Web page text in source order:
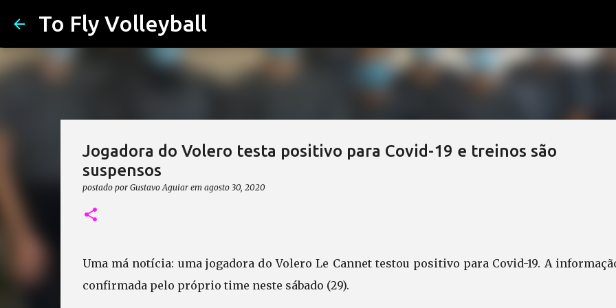
To Fly Volleyball
Jogadora do Volero testa positivo para Covid-19 e treinos são
suspensos
postado por Gustavo Aguiar em agosto 30, 2020
Uma má notícia: uma jogadora do Volero Le Cannet testou positivo para Covid-19. A
confirmada pelo próprio time neste sábado (29).